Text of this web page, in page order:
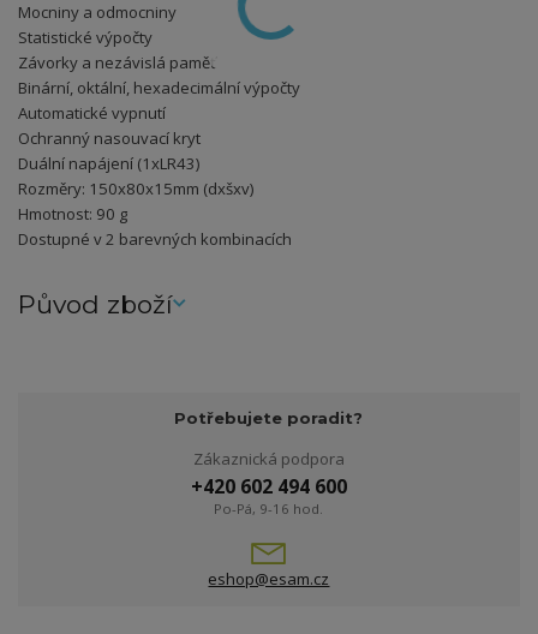
Mocniny a odmocniny
Statistické výpočty
Závorky a nezávislá paměť
Binární, oktální, hexadecimální výpočty
Automatické vypnutí
Ochranný nasouvací kryt
Duální napájení (1xLR43)
Rozměry: 150x80x15mm (dxšxv)
Hmotnost: 90 g
Dostupné v 2 barevných kombinacích
Původ zboží
Potřebujete poradit?
Zákaznická podpora
+420 602 494 600
Po-Pá, 9-16 hod.
eshop@esam.cz